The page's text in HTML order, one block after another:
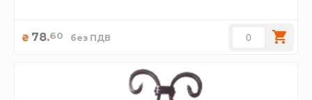
₴ 78.60 без ПДВ